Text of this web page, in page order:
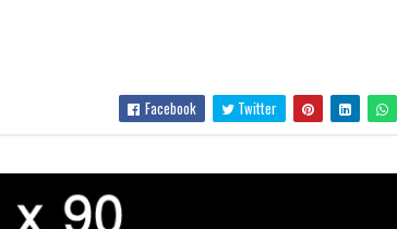
Facebook Twitter